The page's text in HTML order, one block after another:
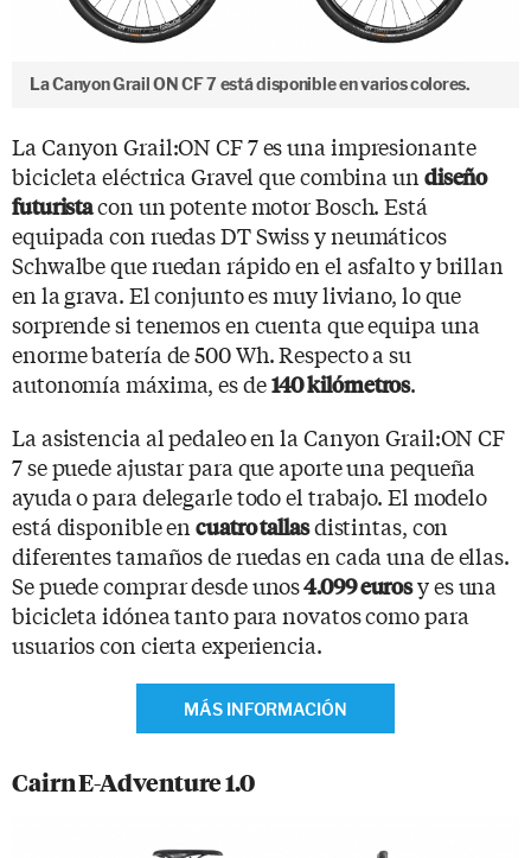
La Canyon Grail ON CF 7 está disponible en varios colores.
La Canyon Grail:ON CF 7 es una impresionante
bicicleta eléctrica Gravel que combina un diseño
futuristacon un potente motor Bosch. Está
equipada con ruedas DT Swiss y neumáticos
Schwalbe que ruedan rápido en el asfalto y brillan
en la grava. El conjunto es muy liviano, lo que
sorprende si tenemos en cuenta que equipa una
enorme batería de 500 Wh. Respecto a su
autonomía máxima, es de140 kilómetros.
La asistencia al pedaleo en la Canyon Grail:ON CF
7 se puede ajustar para que aporte una pequeña
ayuda o para delegarle todo el trabajo. El modelo
está disponible encuatro tallasdistintas, con
diferentes tamaños de ruedas en cada una de ellas.
Se puede comprar desde unos4.099 eurosy es una
bicicleta idónea tanto para novatos como para
usuarios con cierta experiencia.
MÁS INFORMACIÓN
Cairn E-Adventure 1.0